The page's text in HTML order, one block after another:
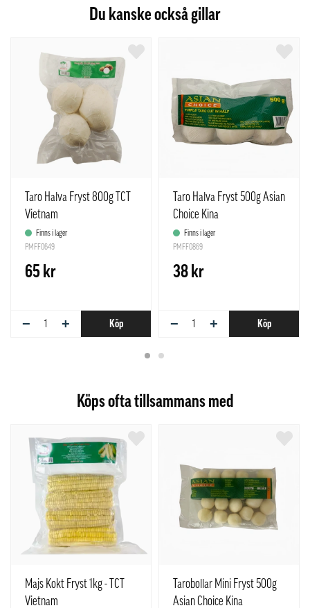
Du kanske också gillar
Taro Halva Fryst 800g TCT
Vietnam
Finns i lager
PMFF0649
65 kr
− + Köp
Taro Halva Fryst 500g Asian
Choice Kina
Finns i lager
PMFF0869
38 kr
− + Köp
Köps ofta tillsammans med
Majs Kokt Fryst 1kg - TCT
Vietnam
Tarobollar Mini Fryst 500g
Asian Choice Kina